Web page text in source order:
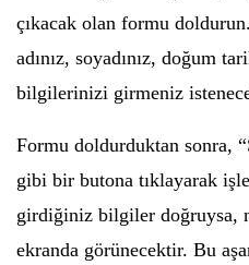
çıkacak olan formu
adınız, soyadınız, doğum
bilgilerinizi girmeniz
Formu doldurduktan sonra,
gibi bir butona tıklayarak
girdiğiniz bilgiler doğruysa,
ekranda görünecektir. Bu